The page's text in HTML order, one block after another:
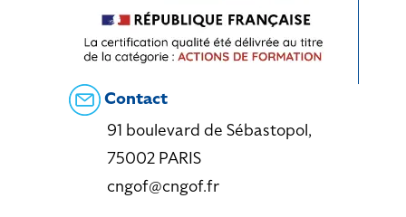
Contact
91 boulevard de Sébastopol,
75002 PARIS
cngof@cngof.fr